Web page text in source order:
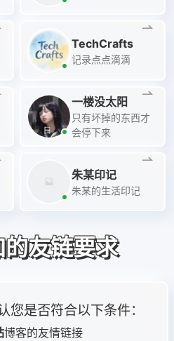
TechCrafts
记录点点滴滴
一楼没太阳
只有坏掉的东西才
会停下来
朱某印记
朱某的生活印记
友链要求
您是否符合以下条件：
博客的友情链接